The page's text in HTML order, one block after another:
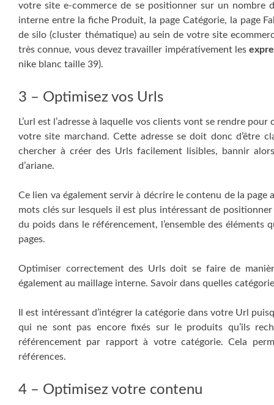
votre site e-commerce de se positionner sur un nombre
interne entre la fiche Produit, la page Catégorie, la page
de silo (cluster thématique) au sein de votre site
très connue, vous devez travailler impérativement les
nike blanc taille 39).
3 – Optimisez vos Urls
L’url est l’adresse à laquelle vos clients vont se rendre
votre site marchand. Cette adresse se doit donc d’être
chercher à créer des Urls facilement lisibles, bannir
d’ariane.
Ce lien va également servir à décrire le contenu de la
mots clés sur lesquels il est plus intéressant de
du poids dans le référencement, l’ensemble des
pages.
Optimiser correctement des Urls doit se faire de
également au maillage interne. Savoir dans quelles
Il est intéressant d’intégrer la catégorie dans votre Url
qui ne sont pas encore fixés sur le produits qu’ils
référencement par rapport à votre catégorie. Cela
références.
4 – Optimisez votre contenu